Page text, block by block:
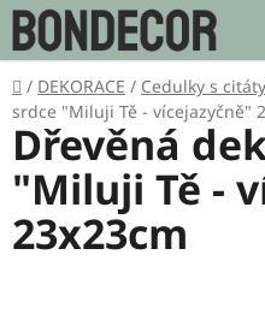
Přejít
na
obsah
Domů
/ DEKORACE / Cedulky s citáty
srdce "Miluji Tě - vícejazyčně"
Dřevěná
"Miluji Tě -
23x23cm